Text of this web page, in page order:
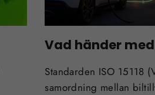
Vad händer med
Standarden ISO 15118
samordning mellan